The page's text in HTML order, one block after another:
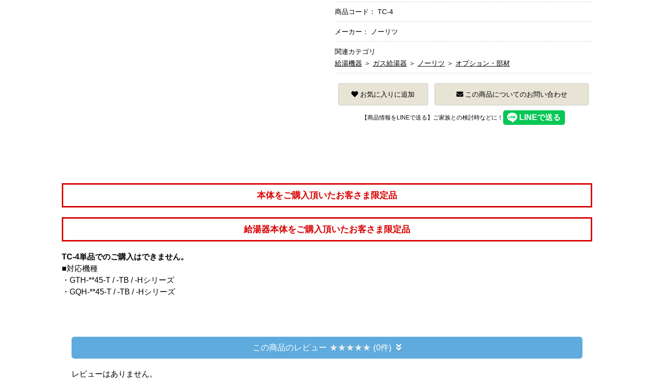
商品コード： TC-4
メーカー： ノーリツ
関連カテゴリ
給湯機器 ＞ ガス給湯器 ＞ ノーリツ ＞ オプション・部材
お気に入りに追加 この商品についてのお問い合わせ
【商品情報をLINEで送る】ご家族との検討時などに！
本体をご購入頂いたお客さま限定品
給湯器本体をご購入頂いたお客さま限定品
TC-4単品でのご購入はできません。
■対応機種
・GTH-**45-T / -TB / -Hシリーズ
・GQH-**45-T / -TB / -Hシリーズ
この商品のレビュー (0件)
レビューはありません。